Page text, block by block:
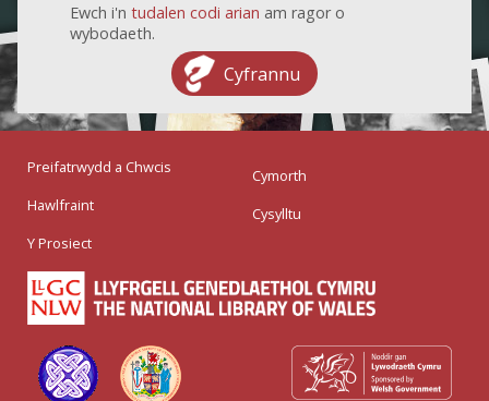
Ewch i'n tudalen codi arian am ragor o
wybodaeth.
Cyfrannu
Preifatrwydd a Chwcis
Hawlfraint
Y Prosiect
Cymorth
Cysylltu